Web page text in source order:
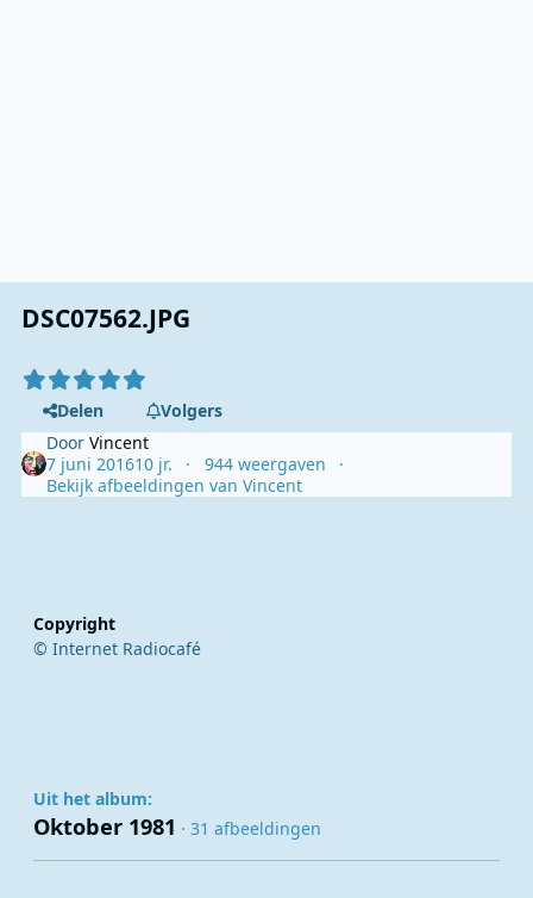
DSC07562.JPG
Delen
Volgers
DoorVincent
7 juni 201610 jr.
944 weergaven
Bekijk afbeeldingen van Vincent
Copyright
© Internet Radiocafé
Uit het album:
Oktober 1981 · 31 afbeeldingen